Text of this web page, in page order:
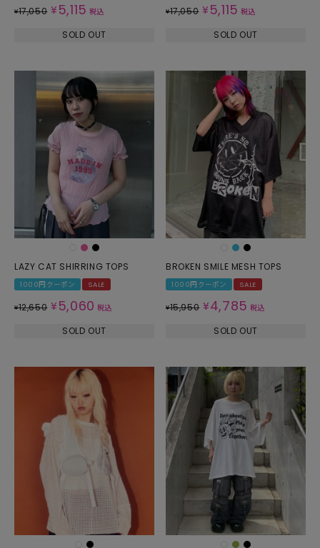
¥17,050 ¥ 5,115 税込
SOLD OUT
¥17,050 ¥ 5,115 税込
SOLD OUT
LAZY CAT SHIRRING TOPS
1000円クーポン SALE
¥12,650 ¥ 5,060 税込
SOLD OUT
BROKEN SMILE MESH TOPS
1000円クーポン SALE
¥15,950 ¥4,785 税込
SOLD OUT